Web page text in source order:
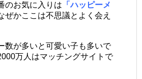
のお気に入りは 「ハッピーメ
ぜかここは不思議とよく会え
数が多いと可愛い子も多いで
万人はマッチングサイトで